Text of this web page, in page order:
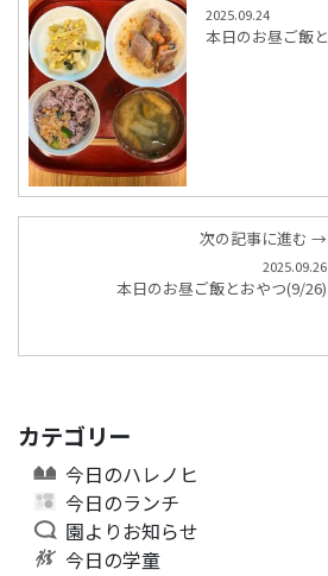
2025.09.24
本日のお昼ご飯
次の記事に進む →
2025.09.26
本日のお昼ご飯とおやつ(9/26)
カテゴリー
今日のハレノヒ
今日のランチ
園よりお知らせ
今日の学童